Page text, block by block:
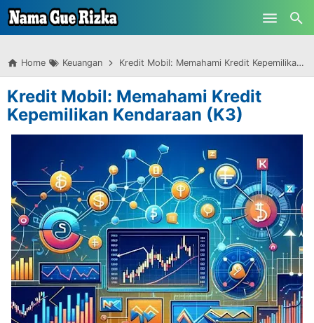
-->
Skip to main content
Home Keuangan Kredit Mobil: Memahami Kredit Kepemilikan Kendaraan (K3)
Kredit Mobil: Memahami Kredit
Kepemilikan Kendaraan (K3)